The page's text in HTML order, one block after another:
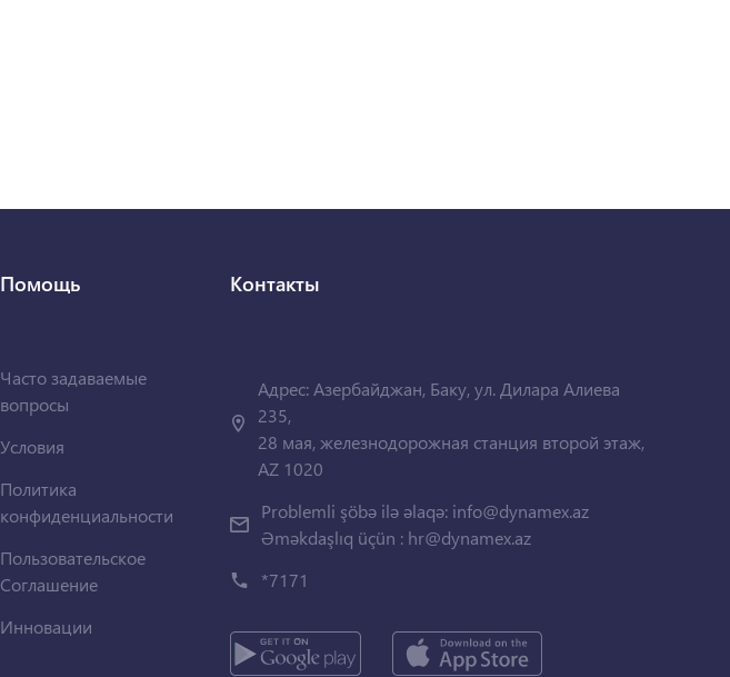
Помощь
Часто задаваемые
вопросы
Условия
Политика
конфиденциальности
Пользовательское
Соглашение
Инновации
Контакты
Адрес: Азербайджан, Баку, ул. Дилара Алиева
235,
28 мая, железнодорожная станция второй этаж,
AZ 1020
Problemli şöbə ilə əlaqə: info@dynamex.az
Əməkdaşlıq üçün : hr@dynamex.az
*7171